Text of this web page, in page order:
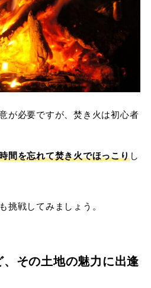
が必要ですが、焚き火は初心者
間を忘れて焚き火でほっこりし
挑戦してみましょう。
その土地の魅力に出逢